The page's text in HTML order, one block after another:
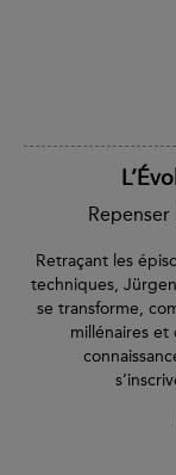
Retraçant les
techniques,
se transforme,
millénaires et